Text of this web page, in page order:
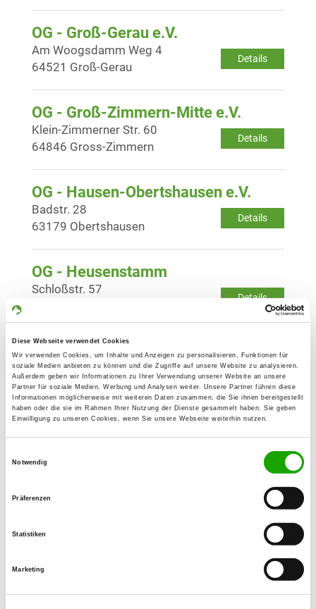
Diese Webseite verwendet Cookies
Wir verwenden Cookies, um Inhalte und Anzeigen zu personalisieren, Funktionen für
soziale Medien anbieten zu können und die Zugriffe auf unsere Website zu analysieren.
Außerdem geben wir Informationen zu Ihrer Verwendung unserer Website an unsere
Partner für soziale Medien, Werbung und Analysen weiter. Unsere Partner führen diese
Informationen möglicherweise mit weiteren Daten zusammen, die Sie ihnen bereitgestellt
haben oder die sie im Rahmen Ihrer Nutzung der Dienste gesammelt haben. Sie geben
Einwilligung zu unseren Cookies, wenn Sie unsere Webseite weiterhin nutzen.
Notwendig
Präferenzen
Statistiken
Marketing
OG - Groß-Gerau e.V.
Details
Am Woogsdamm Weg 4
64521 Groß-Gerau
OG - Groß-Zimmern-Mitte e.V.
Details
Klein-Zimmerner Str. 60
64846 Gross-Zimmern
OG - Hausen-Obertshausen e.V.
Details
Badstr. 28
63179 Obertshausen
OG - Heusenstamm
Details
Schloßstr. 57
OG - Hofheim/Ts. e.V.
Details
Wickerer Weg 9
65719 Hofheim/Diedenbergen
Details
65830 Kriftel
Details
Im Linnen
OG - Mörfelden e.V.